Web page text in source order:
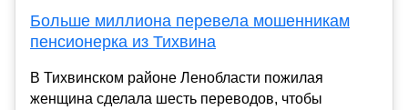
Больше миллиона перевела мошенникам
пенсионерка из Тихвина
В Тихвинском районе Ленобласти пожилая
женщина сделала шесть переводов, чтобы